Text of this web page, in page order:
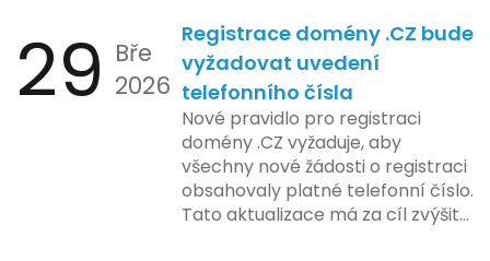
zahrnuje přípravu technické
platformy a legislativních změn,
které by měly být předloženy do
konce tohoto roku. Očekává se,
že tato fáze umožní adaptaci
systémů a rozšíření podpory pro
podnikatele, přičemž všechny
potřebné technologie by měly
být dostupné k testování v rámci
29 Bře
2026
Registrace domény .CZ bude
vyžadovat uvedení
telefonního čísla
Nové pravidlo pro registraci
domény .CZ vyžaduje, aby
všechny nové žádosti o registraci
obsahovaly platné telefonní číslo.
Tato aktualizace má za cíl zvýšit